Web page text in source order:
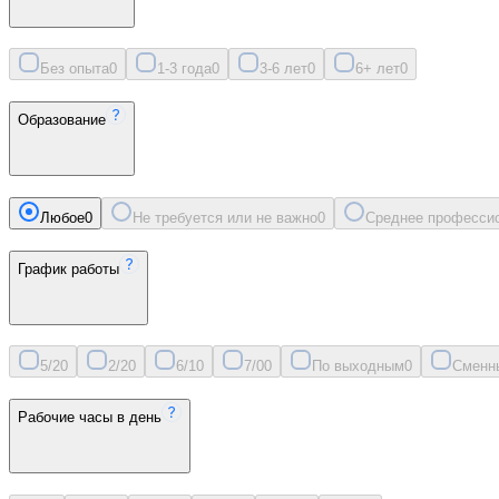
Без опыта0 1-3 года0 3-6 лет0 6+ лет0
Образование
Любое0 Не требуется или не важно0 Среднее
График работы
5/20 2/20 6/10 7/00 По выходным0
Рабочие часы в день